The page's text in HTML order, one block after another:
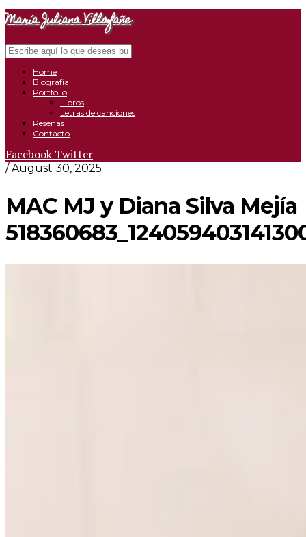
María Juliana Villafañe
Search
Close
Home
Biografía
Portfolio
Libros
Letras de canciones
Reseñas
Contacto
Facebook Twitter
/ August 30, 2025
MAC MJ y Diana Silva Mejía